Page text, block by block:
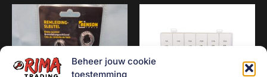
Beheer jouw cookie
toestemming